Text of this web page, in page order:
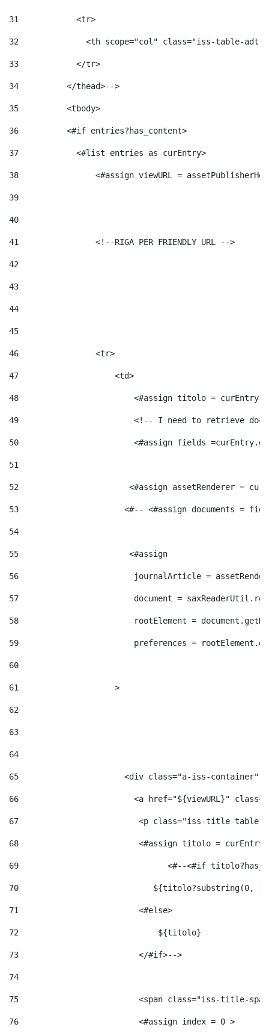
31
            <tr>
32
<th scope="col" class="iss-table-
33
            </tr>
34
          </thead>-->
35
          <tbody>
36
          <#if entries?has_content>
37
            <#list entries as curEntry>
38
<#assign viewURL =
39
40
41
                <!--RIGA PER FRIENDLY URL -->
42
43
44
45
46
                <tr>
47
                    <td>
48
<#assign titolo =
49
<!-- I need to retrieve
50
<#assign fields
51
52
<#assign assetRenderer =
53
<#-- <#assign documents =
54
55
                       <#assign
56
journalArticle =
57
document =
58
rootElement =
59
preferences =
60
61
                    >
62
63
64
65
<div class="a-iss-container"
66
<a href="${viewURL}"
67
<p class="iss-title-
68
<#assign titolo =
69
<#--
70
${titolo?substring(0,
71
                         <#else>
72
                             ${titolo}
73
                         </#if>-->
74
75
<span class="iss-title-
76
                         <#assign index = 0 >